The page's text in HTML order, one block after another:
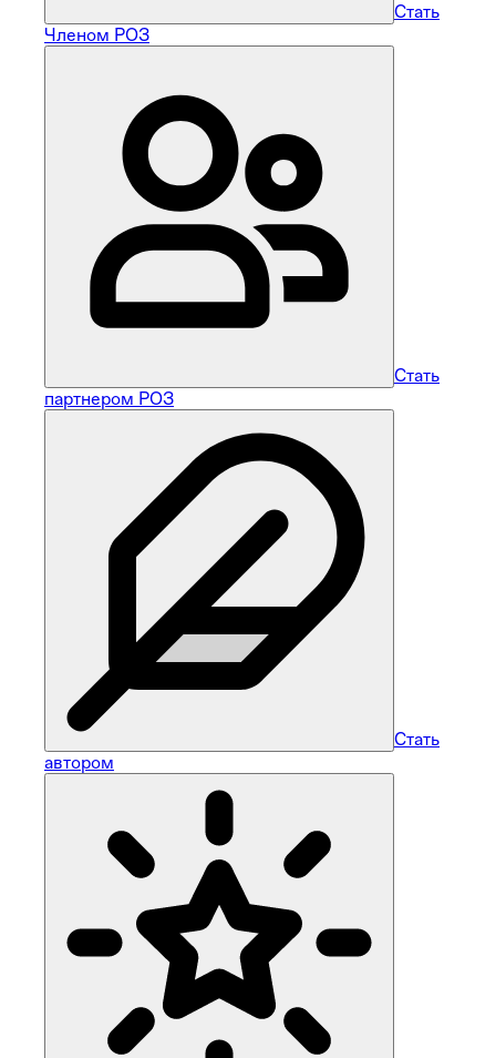
Стать
Членом РОЗ
Стать
партнером РОЗ
Стать
автором